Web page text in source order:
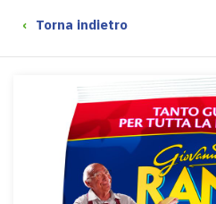
‹ Torna indietro